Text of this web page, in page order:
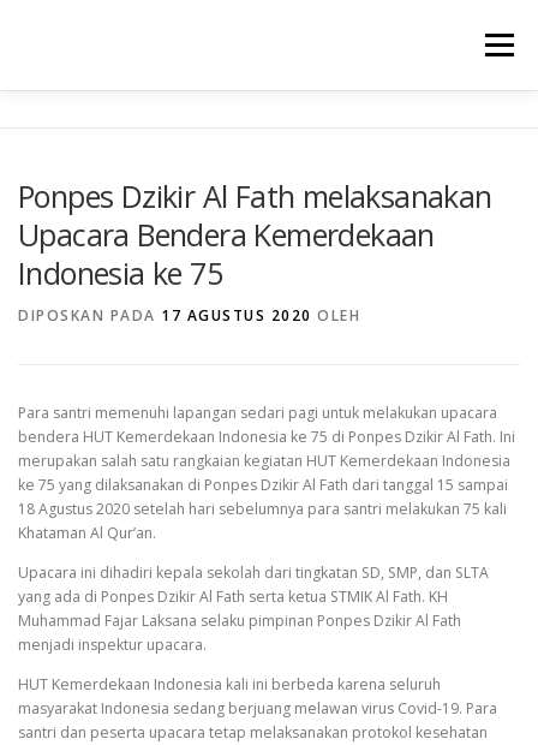
Menu
WARTA SEKOLAH PRESTASI GALERY
INFORMASI
Ponpes Dzikir Al Fath melaksanakan
Upacara Bendera Kemerdekaan
Indonesia ke 75
DIPOSKAN PADA 17 AGUSTUS 2020 OLEH
Para santri memenuhi lapangan sedari pagi untuk melakukan upacara
bendera HUT Kemerdekaan Indonesia ke 75 di Ponpes Dzikir Al Fath. Ini
merupakan salah satu rangkaian kegiatan HUT Kemerdekaan Indonesia
ke 75 yang dilaksanakan di Ponpes Dzikir Al Fath dari tanggal 15 sampai
18 Agustus 2020 setelah hari sebelumnya para santri melakukan 75 kali
Khataman Al Qur’an.
Upacara ini dihadiri kepala sekolah dari tingkatan SD, SMP, dan SLTA
yang ada di Ponpes Dzikir Al Fath serta ketua STMIK Al Fath. KH
Muhammad Fajar Laksana selaku pimpinan Ponpes Dzikir Al Fath
menjadi inspektur upacara.
HUT Kemerdekaan Indonesia kali ini berbeda karena seluruh
masyarakat Indonesia sedang berjuang melawan virus Covid-19. Para
santri dan peserta upacara tetap melaksanakan protokol kesehatan